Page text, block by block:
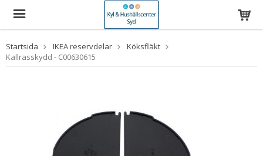
Startsida IKEA reservdelar
Köksfläkt
Kallrasskydd - C00630615